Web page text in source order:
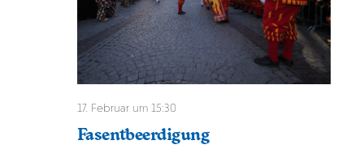
17. Februar um 15:30
Fasentbeerdigung